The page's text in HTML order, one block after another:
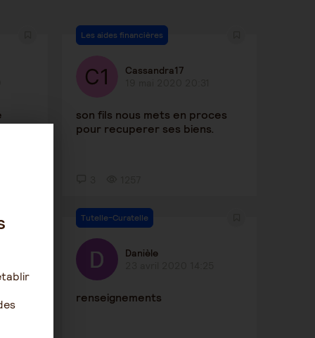
Les aides financières
Cassandra17
son fils nous mets en proces
pour recuperer ses biens.
Tutelle-Curatelle
Danièle
renseignements